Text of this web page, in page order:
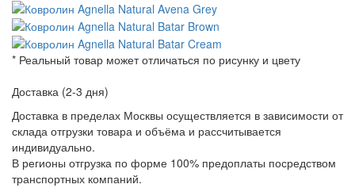
* Реальный товар может отличаться по рисунку и цвету
Доставка (2-3 дня)
Доставка в пределах Москвы осуществляется в зависимости от
склада отгрузки товара и объёма и рассчитывается
индивидуально.
В регионы отгрузка по форме 100% предоплаты посредством
транспортных компаний.